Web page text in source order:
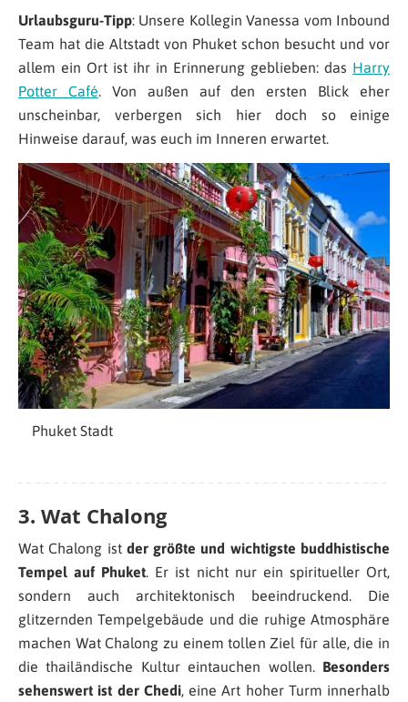
Urlaubsguru-Tipp: Unsere Kollegin Vanessa vom Inbound
Team hat die Altstadt von Phuket schon besucht und vor
allem ein Ort ist ihr in Erinnerung geblieben: das Harry
Potter Café. Von außen auf den ersten Blick eher
unscheinbar, verbergen sich hier doch so einige
Hinweise darauf, was euch im Inneren erwartet.
Phuket Stadt
3. Wat Chalong
Wat Chalong ist der größte und wichtigste buddhistische
Tempel auf Phuket. Er ist nicht nur ein spiritueller Ort,
sondern auch architektonisch beeindruckend. Die
glitzernden Tempelgebäude und die ruhige Atmosphäre
machen Wat Chalong zu einem tollen Ziel für alle, die in
die thailändische Kultur eintauchen wollen. Besonders
sehenswert ist der Chedi, eine Art hoher Turm innerhalb